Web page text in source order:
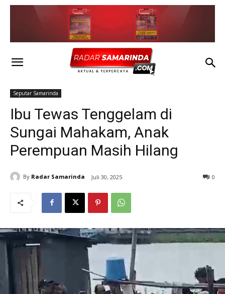
Seputar Samarinda
Ibu Tewas Tenggelam di
Sungai Mahakam, Anak
Perempuan Masih Hilang
By Radar Samarinda Juli 30, 2025 0